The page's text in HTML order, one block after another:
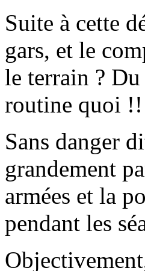
Suite à cette
gars, et le
le terrain ?
routine quoi
Sans danger
grandement
armées et la
pendant les